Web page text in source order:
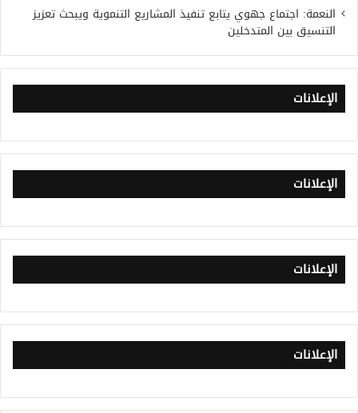
النعمة: اجتماع جهوي يتابع تنفيذ المشاريع التنموية ويبحث تعزيز
التنسيق بين المتدخلين
الإعلانات
الإعلانات
الإعلانات
الإعلانات